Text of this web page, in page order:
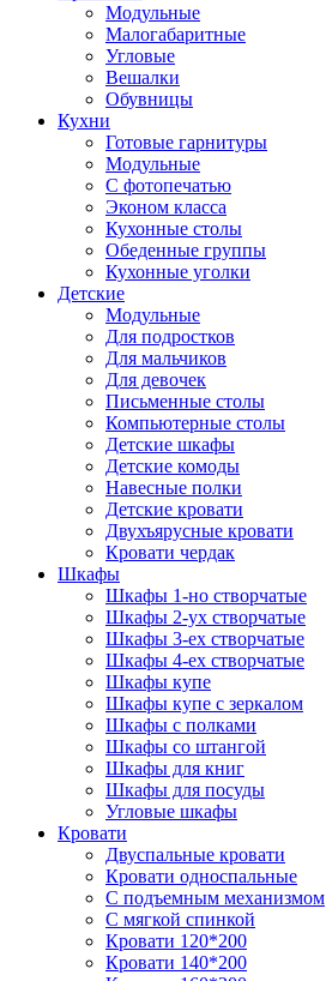
Модульные
Малогабаритные
Угловые
Вешалки
Обувницы
Кухни
Готовые гарнитуры
Модульные
С фотопечатью
Эконом класса
Кухонные столы
Обеденные группы
Кухонные уголки
Детские
Модульные
Для подростков
Для мальчиков
Для девочек
Письменные столы
Компьютерные столы
Детские шкафы
Детские комоды
Навесные полки
Детские кровати
Двухъярусные кровати
Кровати чердак
Шкафы
Шкафы 1-но створчатые
Шкафы 2-ух створчатые
Шкафы 3-ех створчатые
Шкафы 4-ех створчатые
Шкафы купе
Шкафы купе с зеркалом
Шкафы с полками
Шкафы со штангой
Шкафы для книг
Шкафы для посуды
Угловые шкафы
Кровати
Двуспальные кровати
Кровати односпальные
С подъемным механизмом
С мягкой спинкой
Кровати 120*200
Кровати 140*200